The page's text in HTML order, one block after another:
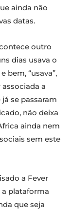
ainda não
datas.
outro
dias usava o
bem, “usava”,
a
se passaram
não deixa
ainda nem
sem este
a Fever
a plataforma
que seja